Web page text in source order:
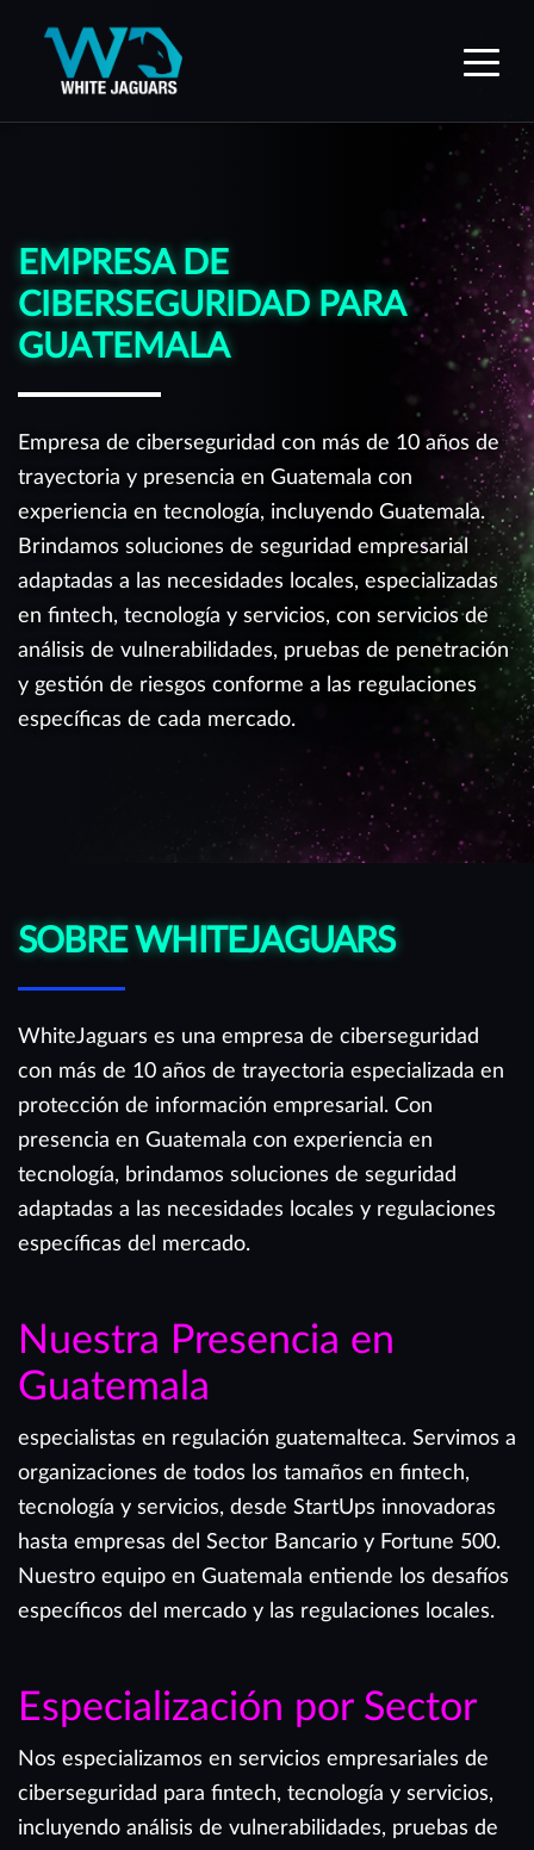
WhiteJaguars — Inicio
EMPRESA DE
CIBERSEGURIDAD PARA
GUATEMALA
Empresa de ciberseguridad con más de 10 años de
trayectoria y presencia en Guatemala con
experiencia en tecnología, incluyendo Guatemala.
Brindamos soluciones de seguridad empresarial
adaptadas a las necesidades locales, especializadas
en fintech, tecnología y servicios, con servicios de
análisis de vulnerabilidades, pruebas de penetración
y gestión de riesgos conforme a las regulaciones
específicas de cada mercado.
SOBRE WHITEJAGUARS
WhiteJaguars es una empresa de ciberseguridad
con más de 10 años de trayectoria especializada en
protección de información empresarial. Con
presencia en Guatemala con experiencia en
tecnología, brindamos soluciones de seguridad
adaptadas a las necesidades locales y regulaciones
específicas del mercado.
Nuestra Presencia en
Guatemala
especialistas en regulación guatemalteca. Servimos a
organizaciones de todos los tamaños en fintech,
tecnología y servicios, desde StartUps innovadoras
hasta empresas del Sector Bancario y Fortune 500.
Nuestro equipo en Guatemala entiende los desafíos
específicos del mercado y las regulaciones locales.
Especialización por Sector
Nos especializamos en servicios empresariales de
ciberseguridad para fintech, tecnología y servicios,
incluyendo análisis de vulnerabilidades, pruebas de